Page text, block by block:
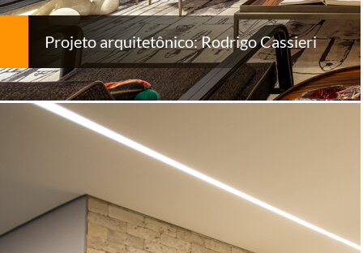
Projeto arquitetônico: Rodrigo Cassieri